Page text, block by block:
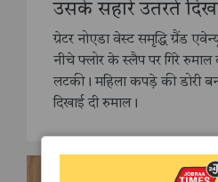
उसके सहारे उतरते
ग्रेटर नोएडा वेस्ट समृद्धि ग्रैंड
नीचे फ्लोर के स्लैप पर गिरे रुमाल
लटकी। महिला कपड़े की डोरी
दिखाई दी रुमाल।